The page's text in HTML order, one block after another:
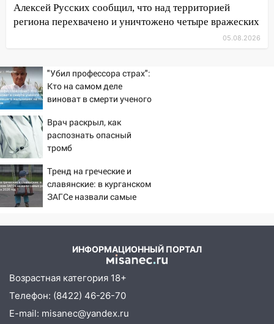
12:37 Переезжал «зебру» на
велосипеде и попал под колеса
11:33
В Засвияжье под колёса авто
попал мужчина
11:17
В Радищевском районе сгорели
хозяйственные постройки
11:00 В Канадее горел жилой дом
10:18
Губернатор Ульяновской области:
уничтожено четыре беспилотника в
регионе
10:00 В Ульяновске дотла сгорел
В Ульяновске будут судить десять
наркодилеров, снабжавших две области
09:25 Вынесли приговор дебоширам,
избившим мужчину в трамвае
Алексей Русских сообщил, что над территорией
региона перехвачено и уничтожено четыре вражеских
05.08.2026
"Убил профессора страх":
Кто на самом деле
виноват в смерти ученого
мальчишек на поле с
горохом
Врач раскрыл, как
распознать опасный
тромб
Тренд на греческие и
славянские: в курганском
ЗАГСе назвали самые
ИНФОРМАЦИОННЫЙ ПОРТАЛ
Возрастная категория 18+
Телефон: (8422) 46-26-70
E-mail: misanec@yandex.ru